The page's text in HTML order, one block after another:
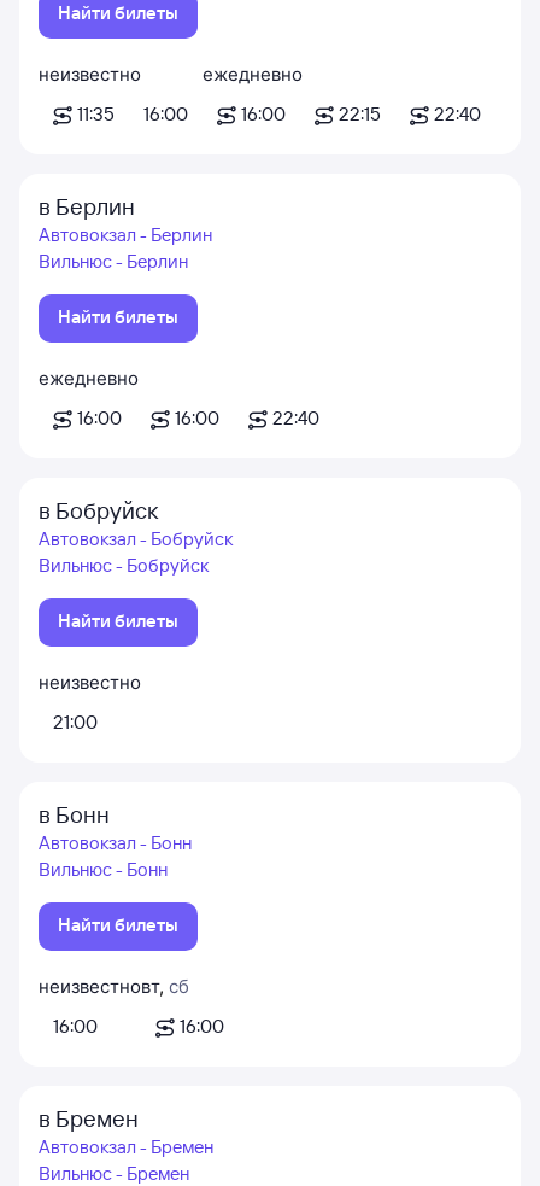
Найти билеты
неизвестно
11:35
16:00
ежедневно
16:00
22:15 22:40
в Берлин
Автовокзал - Берлин
Вильнюс - Берлин
Найти билеты
ежедневно
16:00
16:00 22:40
в Бобруйск
Автовокзал - Бобруйск
Вильнюс - Бобруйск
Найти билеты
неизвестно
21:00
в Бонн
Автовокзал - Бонн
Вильнюс - Бонн
Найти билеты
неизвестно
16:00
вт, сб
16:00
в Бремен
Автовокзал - Бремен
Вильнюс - Бремен